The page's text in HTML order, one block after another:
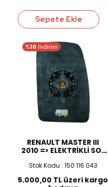
Sepete Ekle
%10 İndirim
RENAULT MASTER III
2010 => ELEKTRİKLİ SOL
Stok Kodu : 150.116.043
5.000,00 TL üzeri kargo